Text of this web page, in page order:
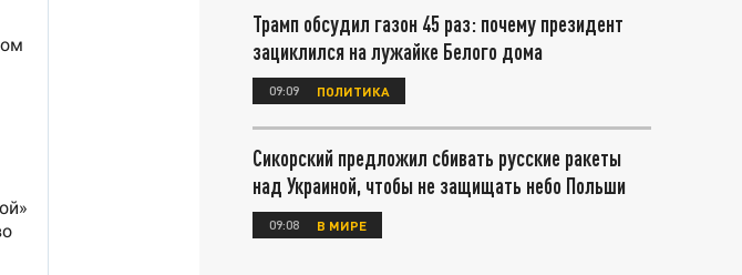
Трамп обсудил газон 45 раз: почему президент
зациклился на лужайке Белого дома
09:09 ПОЛИТИКА
Сикорский предложил сбивать русские ракеты
над Украиной, чтобы не защищать небо Польши
09:08 В МИРЕ